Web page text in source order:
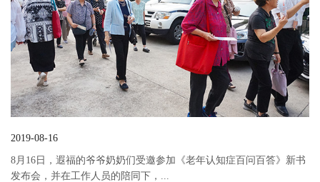
2019-08-16
8月16日，遐福的爷爷奶奶们受邀参加《老年认知症百问百答》新书
发布会，并在工作人员的陪同下，...